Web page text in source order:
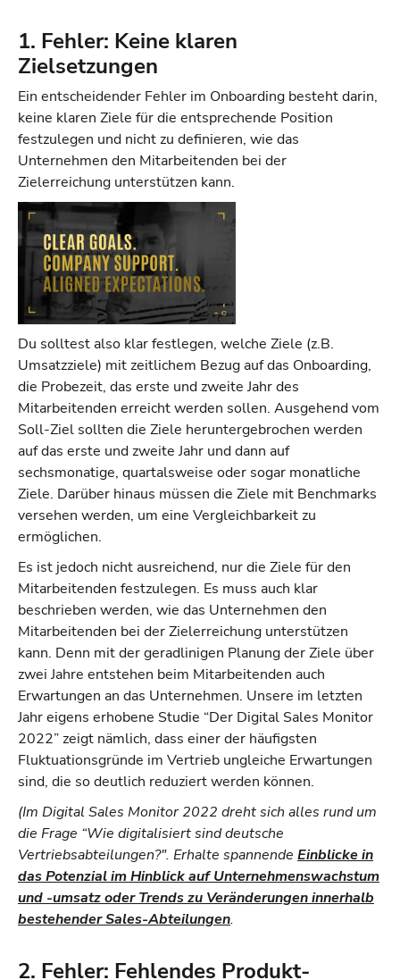
1. Fehler: Keine klaren
Zielsetzungen
Ein entscheidender Fehler im Onboarding besteht darin,
keine klaren Ziele für die entsprechende Position
festzulegen und nicht zu definieren, wie das
Unternehmen den Mitarbeitenden bei der
Zielerreichung unterstützen kann.
Du solltest also klar festlegen, welche Ziele (z.B.
Umsatzziele) mit zeitlichem Bezug auf das Onboarding,
die Probezeit, das erste und zweite Jahr des
Mitarbeitenden erreicht werden sollen. Ausgehend vom
Soll-Ziel sollten die Ziele heruntergebrochen werden
auf das erste und zweite Jahr und dann auf
sechsmonatige, quartalsweise oder sogar monatliche
Ziele. Darüber hinaus müssen die Ziele mit Benchmarks
versehen werden, um eine Vergleichbarkeit zu
ermöglichen.
Es ist jedoch nicht ausreichend, nur die Ziele für den
Mitarbeitenden festzulegen. Es muss auch klar
beschrieben werden, wie das Unternehmen den
Mitarbeitenden bei der Zielerreichung unterstützen
kann. Denn mit der geradlinigen Planung der Ziele über
zwei Jahre entstehen beim Mitarbeitenden auch
Erwartungen an das Unternehmen. Unsere im letzten
Jahr eigens erhobene Studie “Der Digital Sales Monitor
2022” zeigt nämlich, dass einer der häufigsten
Fluktuationsgründe im Vertrieb ungleiche Erwartungen
sind, die so deutlich reduziert werden können.
(Im Digital Sales Monitor 2022 dreht sich alles rund um
die Frage “Wie digitalisiert sind deutsche
Vertriebsabteilungen?". Erhalte spannende Einblicke in
das Potenzial im Hinblick auf Unternehmenswachstum
und -umsatz oder Trends zu Veränderungen innerhalb
bestehender Sales-Abteilungen.
2. Fehler: Fehlendes Produkt-